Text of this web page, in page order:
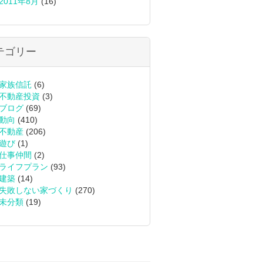
ゴリー
族信託 (6)
動産投資 (3)
ログ (69)
向 (410)
動産 (206)
び (1)
事仲間 (2)
イフプラン (93)
築 (14)
敗しない家づくり (270)
分類 (19)